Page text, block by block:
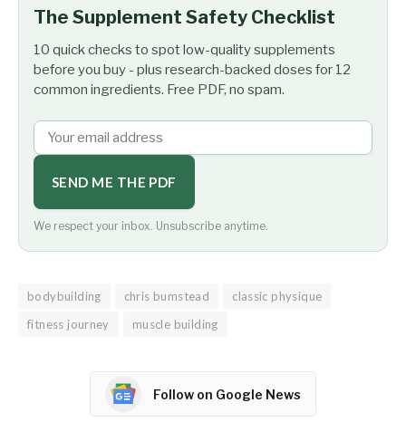
The Supplement Safety Checklist
10 quick checks to spot low-quality supplements
before you buy - plus research-backed doses for 12
common ingredients. Free PDF, no spam.
SEND ME THE PDF
We respect your inbox. Unsubscribe anytime.
bodybuilding chris bumstead
classic physique
fitness journey
muscle building
Follow on Google News